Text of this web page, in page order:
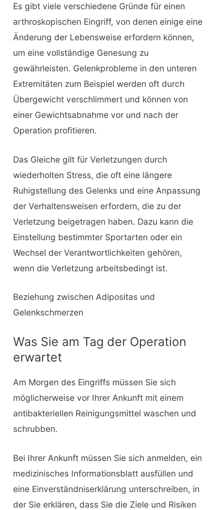
Es gibt viele verschiedene Gründe für einen
arthroskopischen Eingriff, von denen einige eine
Änderung der Lebensweise erfordern können,
um eine vollständige Genesung zu
gewährleisten. Gelenkprobleme in den unteren
Extremitäten zum Beispiel werden oft durch
Übergewicht verschlimmert und können von
einer Gewichtsabnahme vor und nach der
Operation profitieren.
Das Gleiche gilt für Verletzungen durch
wiederholten Stress, die oft eine längere
Ruhigstellung des Gelenks und eine Anpassung
der Verhaltensweisen erfordern, die zu der
Verletzung beigetragen haben. Dazu kann die
Einstellung bestimmter Sportarten oder ein
Wechsel der Verantwortlichkeiten gehören,
wenn die Verletzung arbeitsbedingt ist.
Beziehung zwischen Adipositas und
Gelenkschmerzen
Was Sie am Tag der Operation
erwartet
Am Morgen des Eingriffs müssen Sie sich
möglicherweise vor Ihrer Ankunft mit einem
antibakteriellen Reinigungsmittel waschen und
schrubben.
Bei Ihrer Ankunft müssen Sie sich anmelden, ein
medizinisches Informationsblatt ausfüllen und
eine Einverständniserklärung unterschreiben, in
der Sie erklären, dass Sie die Ziele und Risiken